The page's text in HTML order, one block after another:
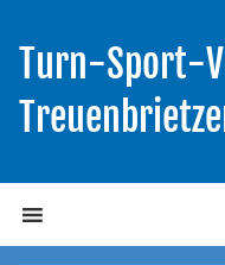
Turn-Sport-